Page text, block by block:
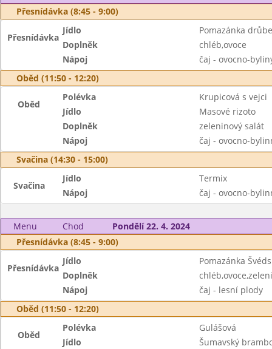
Přesnídávka (8:45 - 9:00)
Přesnídávka
Jídlo
Pomazánka
Doplněk
chléb,ovoce
Nápoj
čaj - ovocno-
Oběd (11:50 - 12:20)
Oběd
Polévka
Krupicová s vejci
Jídlo
Masové rizoto
Doplněk
zeleninový salát
Nápoj
čaj - ovocno-
Svačina (14:30 - 15:00)
Svačina
Jídlo
Termix
Nápoj
čaj - ovocno-
Menu Chod
Pondělí 22. 4. 2024
Přesnídávka (8:45 - 9:00)
Přesnídávka
Jídlo
Pomazánka
Doplněk
Nápoj
čaj - lesní plody
Oběd (11:50 - 12:20)
Oběd
Polévka
Gulášová
Jídlo
Šumavský